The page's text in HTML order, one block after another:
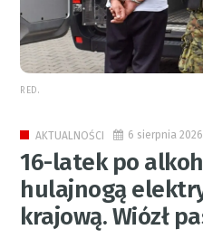
RED.
AKTUALNOŚCI 6 sierpnia 2026
16-latek po
hulajnogą
krajową. Wiózł